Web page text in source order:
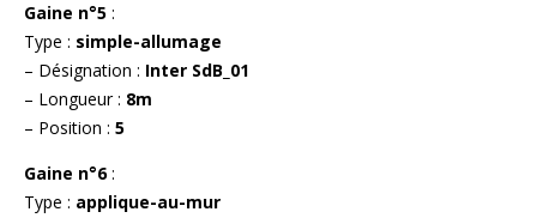
Gaine n°5 :
Type : simple-allumage
– Désignation : Inter SdB_01
– Longueur : 8m
– Position : 5
Gaine n°6:
Type : applique-au-mur